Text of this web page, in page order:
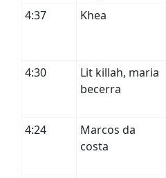
4:37
Khea
4:30
Lit killah, maria
becerra
4:24
Marcos da
costa